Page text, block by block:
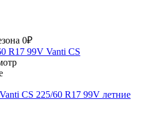
0₽
CS 225/60 R17 99V летние